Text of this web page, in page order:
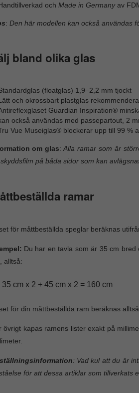
och Made in Germanyav
: Den här modellen kan också användas
bland olika glas
(floatglas) 1,9–2,2 mm tjockt
och okrossbart plastglas
Guardian Inspiration®
också användas med passepartout, 2
Vue Museiglas® blockerar upp till 99 %
om glas: Alla ramar som är
på båda sidor som kan
ramar
för måttbeställda speglar beräknas
Du har en tavla som är 35 cm
alltså:
35 cm x 2 + 45 cm x 2 = 160 cm
för din måttbeställda ram beräknas
övrigt kapas ramens lister exakt på
: Vad kul att du är
för att dessa artiklar som tillverkats